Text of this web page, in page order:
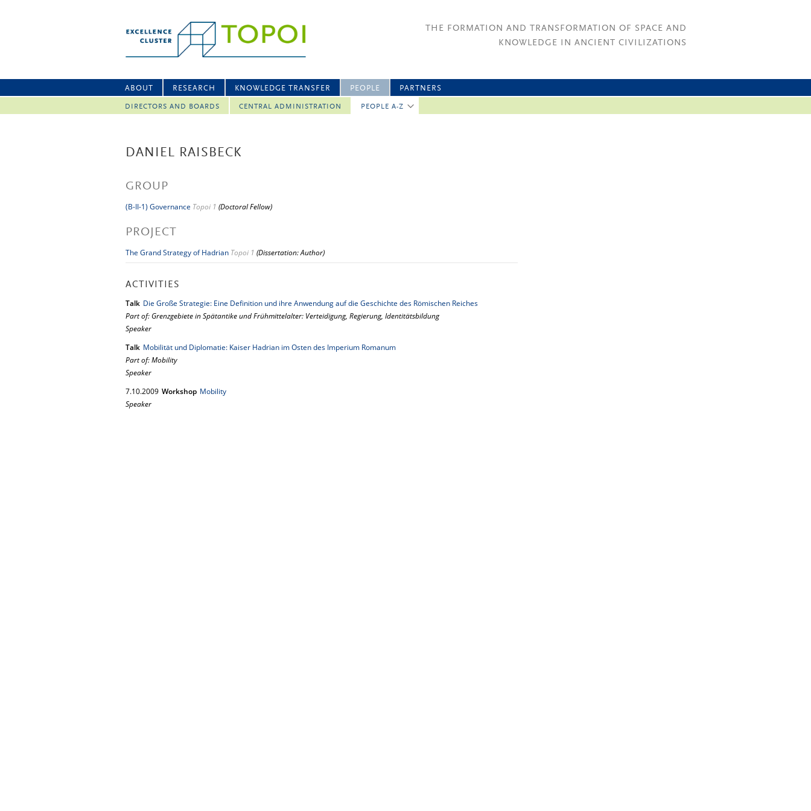
THE FORMATION AND TRANSFORMATION OF SPACE AND
KNOWLEDGE IN ANCIENT CIVILIZATIONS
ABOUT RESEARCH KNOWLEDGE TRANSFER PEOPLE
DIRECTORS AND BOARDS CENTRAL ADMINISTRATION PEOPLE A-Z
PARTNERS
DANIEL RAISBECK
GROUP
(B-II-1) Governance Topoi 1 (Doctoral Fellow)
PROJECT
The Grand Strategy of Hadrian Topoi 1 (Dissertation: Author)
ACTIVITIES
Talk Die Große Strategie: Eine Definition und ihre Anwendung auf die Geschichte des Römischen Reiches
Part of: Grenzgebiete in Spätantike und Frühmittelalter: Verteidigung, Regierung, Identitätsbildung
Speaker
Talk Mobilität und Diplomatie: Kaiser Hadrian im Osten des Imperium Romanum
Part of: Mobility
Speaker
7.10.2009 Workshop Mobility
Speaker